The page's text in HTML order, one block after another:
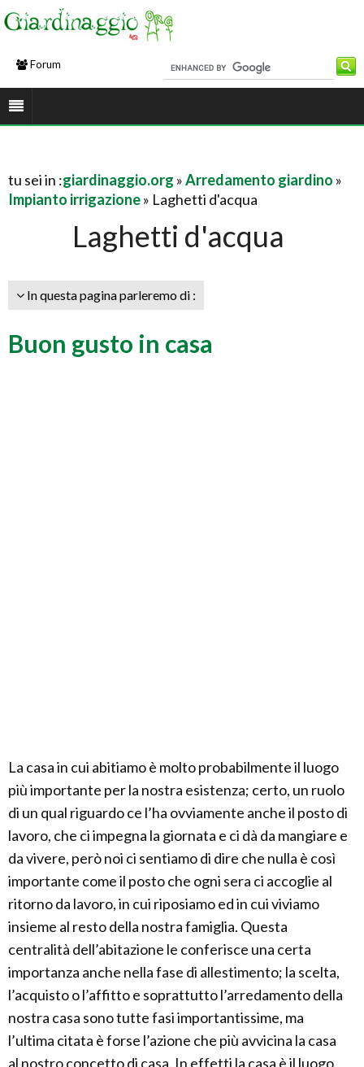
Forum
tu sei in :giardinaggio.org »Arredamento giardino »
Impianto irrigazione» Laghetti d'acqua
Laghetti d'acqua
In questa pagina parleremo di :
Buon gusto in casa
La casa in cui abitiamo è molto probabilmente il luogo
più importante per la nostra esistenza; certo, un ruolo
di un qual riguardo ce l’ha ovviamente anche il posto di
lavoro, che ci impegna la giornata e ci dà da mangiare e
da vivere, però noi ci sentiamo di dire che nulla è così
importante come il posto che ogni sera ci accoglie al
ritorno da lavoro, in cui riposiamo ed in cui viviamo
insieme al resto della nostra famiglia. Questa
centralità dell’abitazione le conferisce una certa
importanza anche nella fase di allestimento; la scelta,
l’acquisto o l’affitto e soprattutto l’arredamento della
nostra casa sono tutte fasi importantissime, ma
l’ultima citata è forse l’azione che più avvicina la casa
al nostro concetto di casa. In effetti la casa è il luogo